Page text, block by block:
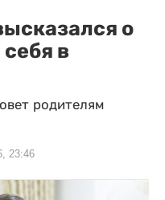
о
в
родителям
23:46